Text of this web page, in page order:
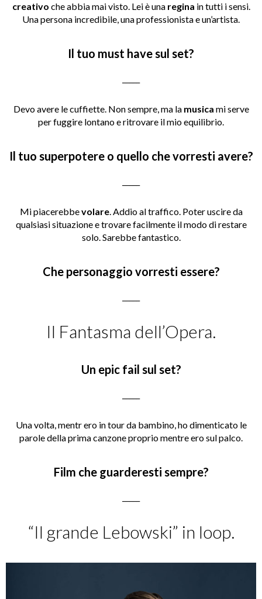
creativo che abbia mai visto. Lei è una regina in tutti i sensi.
Una persona incredibile, una professionista e un’artista.
Il tuo must have sul set?
Devo avere le cuffiette. Non sempre, ma la musica mi serve
per fuggire lontano e ritrovare il mio equilibrio.
Il tuo superpotere o quello che vorresti avere?
Mi piacerebbevolare. Addio al traffico. Poter uscire da
qualsiasi situazione e trovare facilmente il modo di restare
solo. Sarebbe fantastico.
Che personaggio vorresti essere?
Il Fantasma dell’Opera.
Un epic fail sul set?
Una volta, mentr ero in tour da bambino, ho dimenticato le
parole della prima canzone proprio mentre ero sul palco.
Film che guarderesti sempre?
“Il grande Lebowski” in loop.